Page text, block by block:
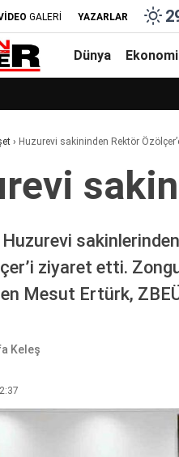
GALERİ YAZARLAR
Dünya Ekonomi
› Huzurevi sakininden Rektör
ziyaret etti.
Mesut Ertürk,
Keleş